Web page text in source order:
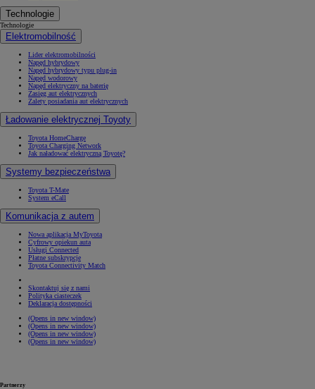
Technologie
Technologie
Elektromobilność
Lider elektromobilności
Napęd hybrydowy
Napęd hybrydowy typu plug-in
Napęd wodorowy
Napęd elektryczny na baterię
Zasięg aut elektrycznych
Zalety posiadania aut elektrycznych
Ładowanie elektrycznej Toyoty
Toyota HomeCharge
Toyota Charging Network
Jak naładować elektryczną Toyotę?
Systemy bezpieczeństwa
Toyota T-Mate
System eCall
Komunikacja z autem
Nowa aplikacja MyToyota
Cyfrowy opiekun auta
Usługi Connected
Płatne subskrypcje
Toyota Connectivity Match
Skontaktuj się z nami
Polityka ciasteczek
Deklaracja dostępności
(Opens in new window)
(Opens in new window)
(Opens in new window)
(Opens in new window)
Partnerzy